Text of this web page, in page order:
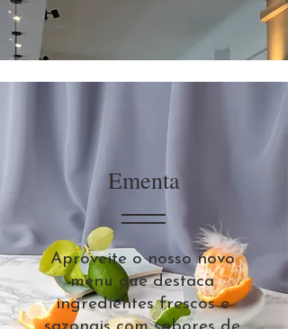
Ementa
Aproveite o nosso novo
menu que destaca
ingredientes frescos e